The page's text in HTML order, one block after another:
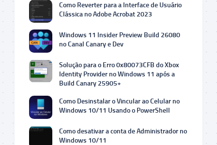
Como Reverter para a Interface de Usuário
Clássica no Adobe Acrobat 2023
Windows 11 Insider Preview Build 26080
no Canal Canary e Dev
Solução para o Erro 0x80073CFB do Xbox
Identity Provider no Windows 11 após a
Build Canary 25905+
Como Desinstalar o Vincular ao Celular no
Windows 10/11 Usando o PowerShell
Como desativar a conta de Administrador no
Windows 10/11